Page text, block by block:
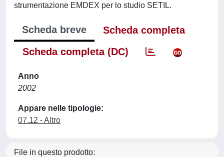
strumentazione EMDEX per lo studio SETIL.
Scheda breve
Scheda completa
Scheda completa (DC)
Anno
2002
Appare nelle tipologie:
07.12 - Altro
File in questo prodotto: